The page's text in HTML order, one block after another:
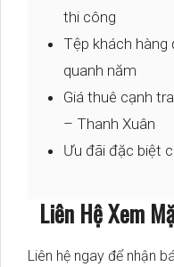
thi công
Tệp khách hàng
quanh năm
Giá thuê cạnh
– Thanh Xuân
Ưu đãi đặc biệt
Liên Hệ Xem
Liên hệ ngay để nhận